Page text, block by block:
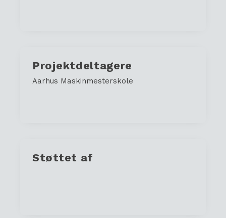
Projektdeltagere
Aarhus Maskinmesterskole
Støttet af